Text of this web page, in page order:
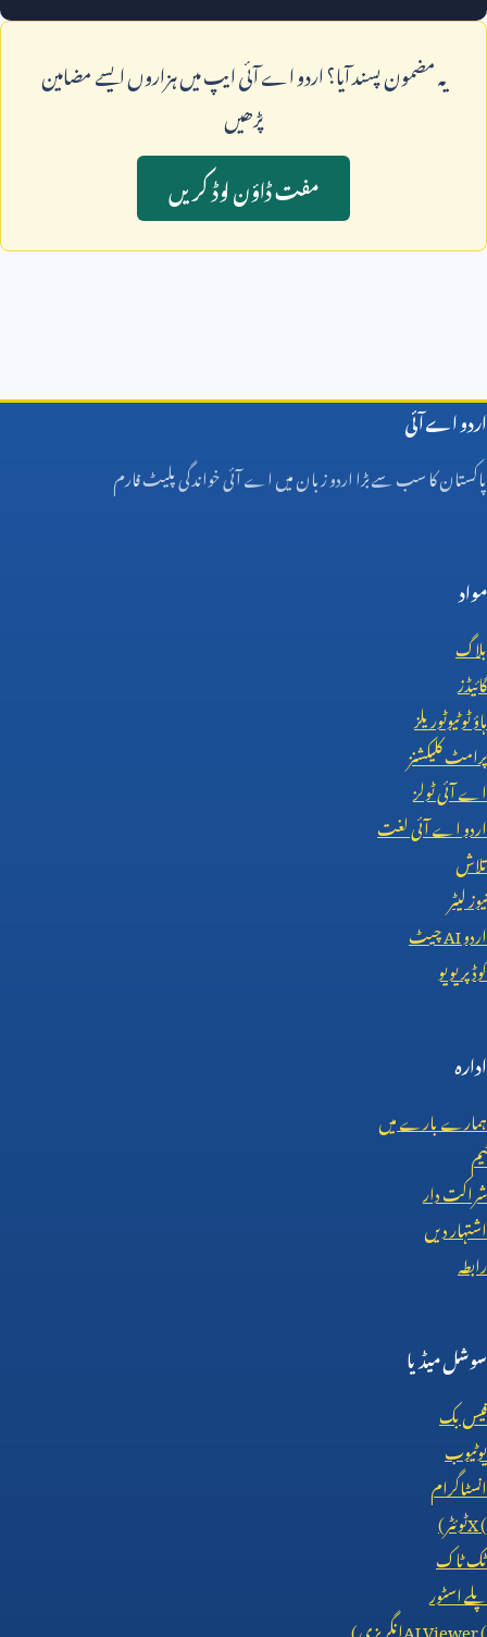
يہ مضمون پسند آيا؟ اردو اے آئی ايپ ميں ہزاروں ايسے مضامين
پڑھيں
مفت ڈاؤن لوڈ کريں
اردو اے آئی
پاکستان کا سب سے بڑا اردو زبان میں اے آئی خواندگی پلیٹ فارم
مواد
بلاگ
گائیڈز
ہاؤ ٹو ٹیوٹوریلز
پرامٹ کلیکشنز
اے آئی ٹولز
اردو اے آئی لغت
تلاش
نیوز لیٹر
اردوAIچیٹ
کوڈ پریویو
ادارہ
ہمارے بارے میں
ٹیم
شراکت دار
اشتہار دیں
رابطہ
سوشل میڈیا
فیس بک
یوٹیوب
انسٹاگرام
X (ٹوئٹر)
ٹک ٹاک
پلے اسٹور
AI Viewer (انگریزی)